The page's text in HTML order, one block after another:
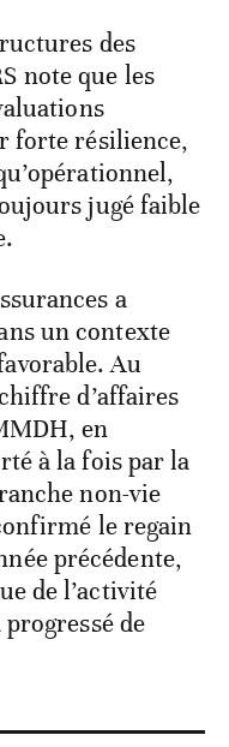
des
note que les
forte résilience,
jugé faible
a
un contexte
Au
d’affaires
en
à la fois par la
non-vie
le regain
précédente,
de l’activité
de